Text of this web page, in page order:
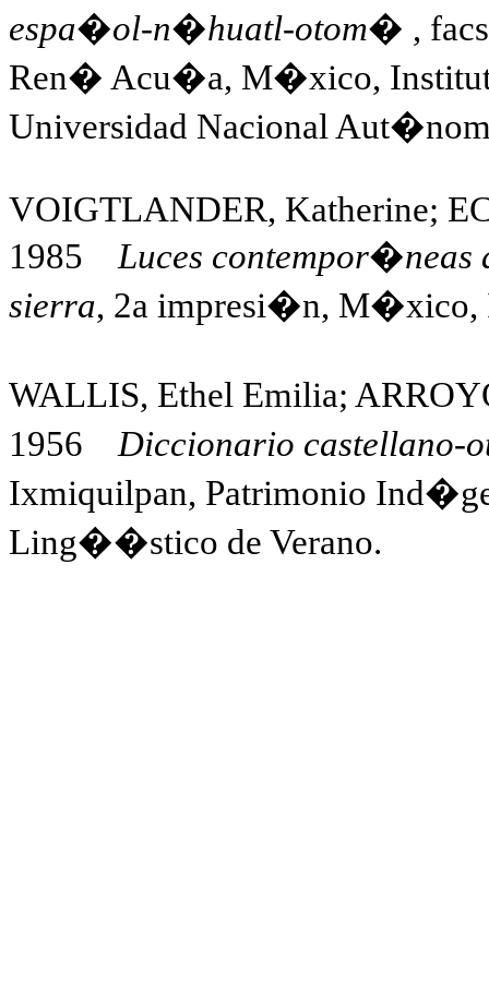
espa�ol-n�huatl-otom� ,
Ren� Acu�a, M�xico,
Universidad Nacional
VOIGTLANDER, Katherine;
1985 Luces
sierra, 2a impresi�n, M�xico,
WALLIS, Ethel Emilia;
1956 Diccionario
Ixmiquilpan, Patrimonio
Ling��stico de Verano.